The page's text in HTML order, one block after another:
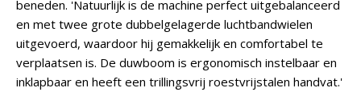
beneden. 'Natuurlijk is de machine perfect uitgebalanceerd
en met twee grote dubbelgelagerde luchtbandwielen
uitgevoerd, waardoor hij gemakkelijk en comfortabel te
verplaatsen is. De duwboom is ergonomisch instelbaar en
inklapbaar en heeft een trillingsvrij roestvrijstalen handvat.'